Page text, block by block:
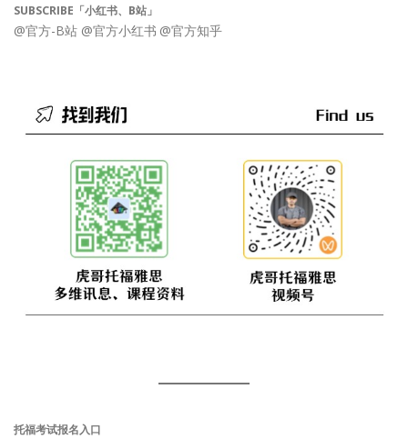
SUBSCRIBE「小红书、B站」
@官方-B站 @官方小红书 @官方知乎
托福考试报名入口